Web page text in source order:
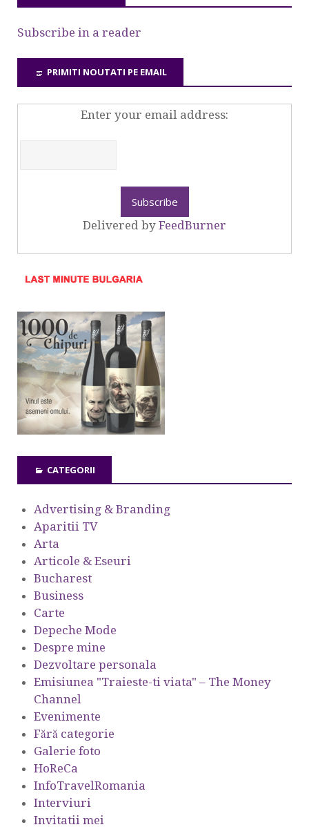
Subscribe in a reader
PRIMITI NOUTATI PE EMAIL
Enter your email address:
Delivered by FeedBurner
CATEGORII
Advertising & Branding
Aparitii TV
Arta
Articole & Eseuri
Bucharest
Business
Carte
Depeche Mode
Despre mine
Dezvoltare personala
Emisiunea "Traieste-ti viata" – The Money
Channel
Evenimente
Fără categorie
Galerie foto
HoReCa
InfoTravelRomania
Interviuri
Invitatii mei